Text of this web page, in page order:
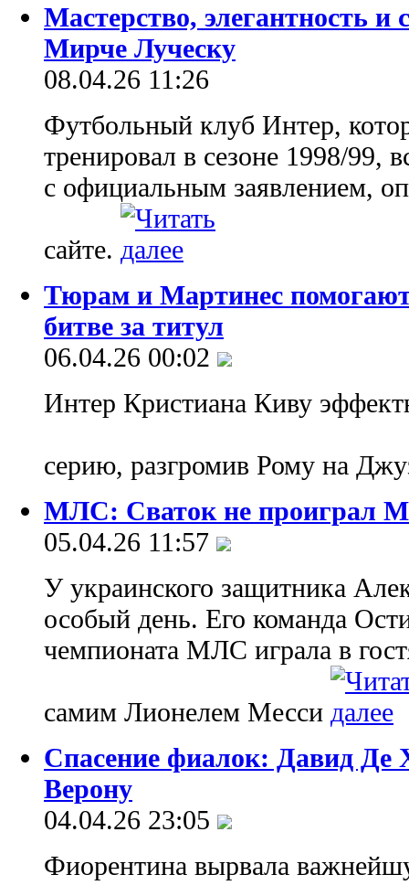
Мастерство, элегантность
Мирче Луческу
08.04.26 11:26
Футбольный клуб Интер,
тренировал в сезоне 1998/99,
с официальным заявлением,
сайте.
Тюрам и Мартинес
битве за титул
06.04.26 00:02
Интер Кристиана Киву
серию, разгромив Рому на
МЛС: Сваток не проиграл
05.04.26 11:57
У украинского защитника
особый день. Его команда
чемпионата МЛС играла в
самим Лионелем Месси
Спасение фиалок: Давид Де
Верону
04.04.26 23:05
Фиорентина вырвала